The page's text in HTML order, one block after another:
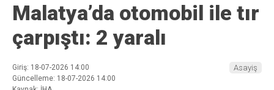
Malatya’da otomobil ile tır
çarpıştı: 2 yaralı
Giriş: 18-07-2026 14:00
Güncelleme: 18-07-2026 14:00
Asayiş